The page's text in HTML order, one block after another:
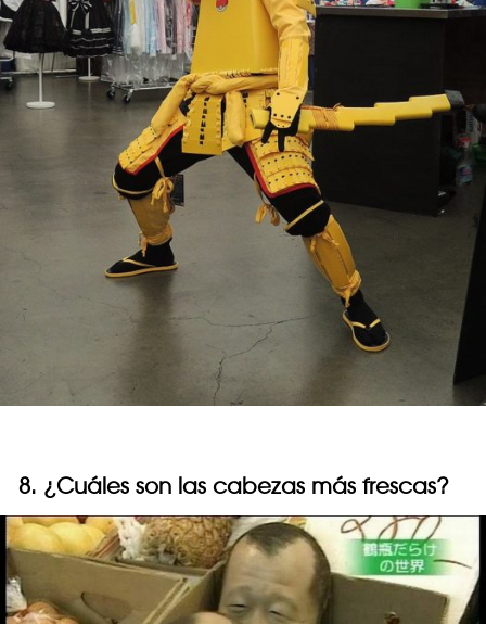
8. ¿Cuáles son las cabezas más frescas?